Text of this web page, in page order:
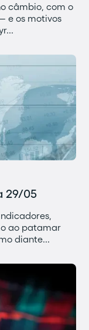
câmbio, com o
e os motivos
29/05
ao patamar
diante...